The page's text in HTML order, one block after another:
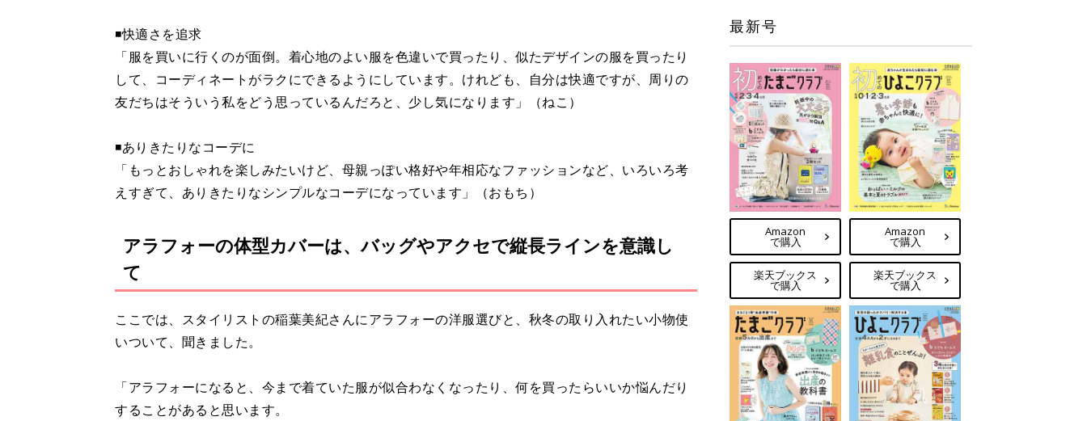
◾️快適さを追求
「服を買いに行くのが面倒。着心地のよい服を色違いで買ったり、似たデザインの服を買ったり
して、コーディネートがラクにできるようにしています。けれども、自分は快適ですが、周りの
友だちはそういう私をどう思っているんだろと、少し気になります」（ねこ）
◾️ありきたりなコーデに
「もっとおしゃれを楽しみたいけど、母親っぽい格好や年相応なファッションなど、いろいろ考
えすぎて、ありきたりなシンプルなコーデになっています」（おもち）
アラフォーの体型カバーは、バッグやアクセで縦長ラインを意識し
て
ここでは、スタイリストの稲葉美紀さんにアラフォーの洋服選びと、秋冬の取り入れたい小物使
いついて、聞きました。
「アラフォーになると、今まで着ていた服が似合わなくなったり、何を買ったらいいか悩んだり
することがあると思います。
最新号
Amazon
で購入
楽天ブックス
で購入
Amazon
で購入
楽天ブックス
で購入